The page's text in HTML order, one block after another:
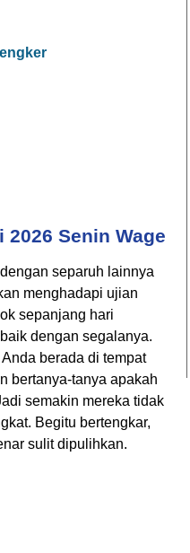
Senin Wage
separuh lainnya
menghadapi ujian
sepanjang hari
dengan segalanya.
berada di tempat
bertanya-tanya apakah
semakin mereka tidak
Begitu bertengkar,
sulit dipulihkan.